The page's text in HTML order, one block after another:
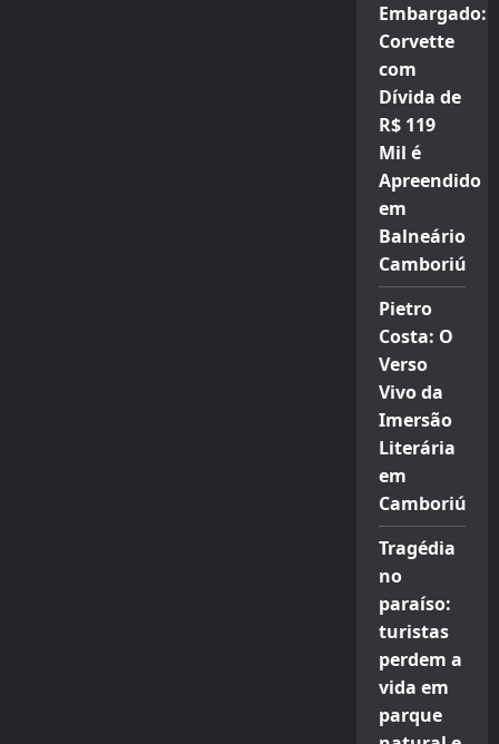
Embargado:
Corvette
com
Dívida de
R$ 119
Mil é
Apreendido
em
Balneário
Camboriú
Pietro
Costa: O
Verso
Vivo da
Imersão
Literária
em
Camboriú
Tragédia
no
paraíso:
turistas
perdem a
vida em
parque